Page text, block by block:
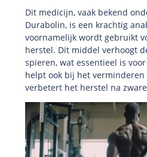
Dit medicijn, vaak bekend
Durabolin, is een krachtig
voornamelijk wordt gebruikt
herstel. Dit middel verhoogt
spieren, wat essentieel is
helpt ook bij het
verbetert het herstel na